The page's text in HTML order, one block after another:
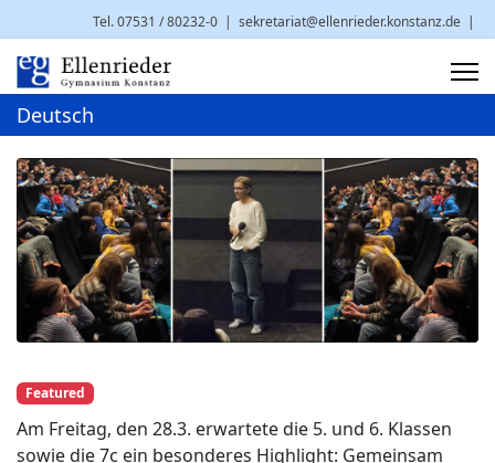
Tel. 07531 / 80232-0 | sekretariat@ellenrieder.konstanz.de |
Brauneggerstr. 29 | 78462 Konstanz
Deutsch
Featured
Am Freitag, den 28.3. erwartete die 5. und 6. Klassen
sowie die 7c ein besonderes Highlight: Gemeinsam